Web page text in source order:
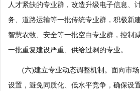
人才紧缺的专业群，改造升级电子信息、
务、道路运输等一批传统专业群，积极新
智慧农牧、安全等一批空白专业群，控制
一批重复建设严重、供给过剩的专业。
(六)建立专业动态调整机制。面向市场
设置，避免同质化、低水平竞争，确保设